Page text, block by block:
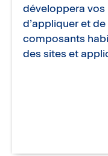
développera vos
d’appliquer et
composants
des sites et